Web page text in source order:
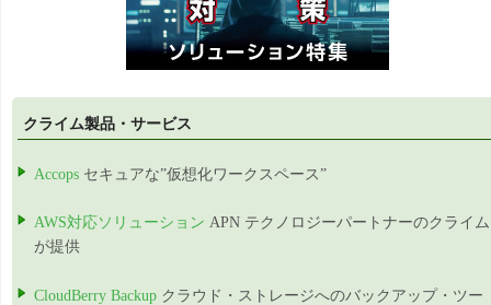
クライム製品・サービス
Accops セキュアな”仮想化ワークスペース”
AWS対応ソリューション APN テクノロジーパートナーのクライム
が提供
CloudBerry Backup クラウド・ストレージへのバックアップ・ツー